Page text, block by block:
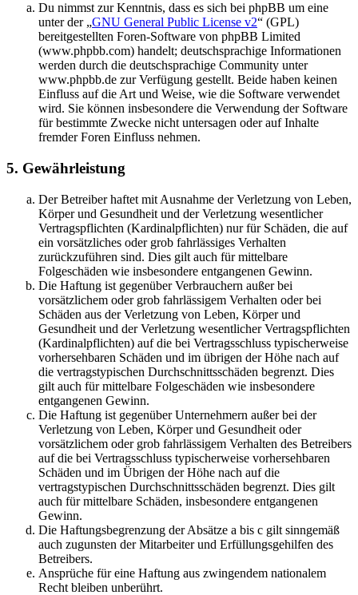
Du nimmst zur Kenntnis, dass es sich bei phpBB um eine
unter der „GNU General Public License v2“ (GPL)
bereitgestellten Foren-Software von phpBB Limited
(www.phpbb.com) handelt; deutschsprachige Informationen
werden durch die deutschsprachige Community unter
www.phpbb.de zur Verfügung gestellt. Beide haben keinen
Einfluss auf die Art und Weise, wie die Software verwendet
wird. Sie können insbesondere die Verwendung der Software
für bestimmte Zwecke nicht untersagen oder auf Inhalte
fremder Foren Einfluss nehmen.
5. Gewährleistung
Der Betreiber haftet mit Ausnahme der Verletzung von Leben,
Körper und Gesundheit und der Verletzung wesentlicher
Vertragspflichten (Kardinalpflichten) nur für Schäden, die auf
ein vorsätzliches oder grob fahrlässiges Verhalten
zurückzuführen sind. Dies gilt auch für mittelbare
Folgeschäden wie insbesondere entgangenen Gewinn.
Die Haftung ist gegenüber Verbrauchern außer bei
vorsätzlichem oder grob fahrlässigem Verhalten oder bei
Schäden aus der Verletzung von Leben, Körper und
Gesundheit und der Verletzung wesentlicher Vertragspflichten
(Kardinalpflichten) auf die bei Vertragsschluss typischerweise
vorhersehbaren Schäden und im übrigen der Höhe nach auf
die vertragstypischen Durchschnittsschäden begrenzt. Dies
gilt auch für mittelbare Folgeschäden wie insbesondere
entgangenen Gewinn.
Die Haftung ist gegenüber Unternehmern außer bei der
Verletzung von Leben, Körper und Gesundheit oder
vorsätzlichem oder grob fahrlässigem Verhalten des Betreibers
auf die bei Vertragsschluss typischerweise vorhersehbaren
Schäden und im Übrigen der Höhe nach auf die
vertragstypischen Durchschnittsschäden begrenzt. Dies gilt
auch für mittelbare Schäden, insbesondere entgangenen
Gewinn.
Die Haftungsbegrenzung der Absätze a bis c gilt sinngemäß
auch zugunsten der Mitarbeiter und Erfüllungsgehilfen des
Betreibers.
Ansprüche für eine Haftung aus zwingendem nationalem
Recht bleiben unberührt.